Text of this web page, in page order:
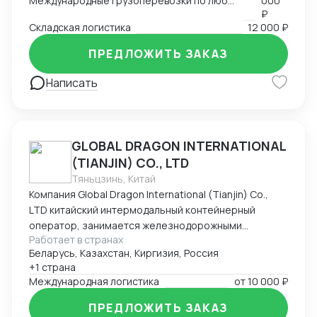
₽
Складская логистика
12 000 ₽
Написать
ПРЕДЛОЖИТЬ ЗАКАЗ
GLOBAL DRAGON INTERNATIONAL
(TIANJIN) CO., LTD
Тяньцзинь, Китай
Компания Global Dragon International (Tianjin) Co.,
LTD китайский интермодальный контейнерный
оператор, занимается железнодорожными
контейнерными перевозками из Китая в Россию.
Компания имеет большой опыт в сфере
международной интермодальной перевозки. Весь
процесс перевозки контейнеров курируется
нашими профессионалами: здесь работают более
Работает в странах
Беларусь, Казахстан, Киргизия, Россия
+1 страна
Международная логистика
от10 000 ₽
ПРЕДЛОЖИТЬ ЗАКАЗ